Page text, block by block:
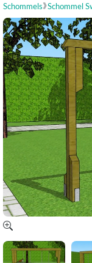
Schommels Schommel